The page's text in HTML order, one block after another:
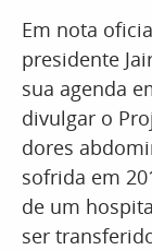
Em nota
presidente
sua agenda
divulgar o
dores
sofrida em
de um
ser